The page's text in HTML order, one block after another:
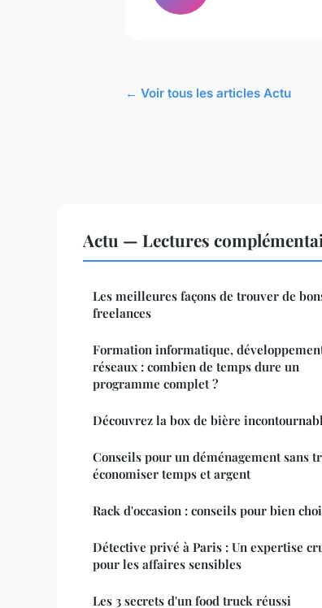
← Voir tous les articles Actu
Actu — Lectures
Les meilleures façons de trouver de
freelances
Formation informatique,
réseaux : combien de temps dure un
programme complet ?
Découvrez la box de bière
Conseils pour un déménagement sans
économiser temps et argent
Rack d'occasion : conseils pour bien
Détective privé à Paris : Un expertise
pour les affaires sensibles
Les 3 secrets d'un food truck réussi